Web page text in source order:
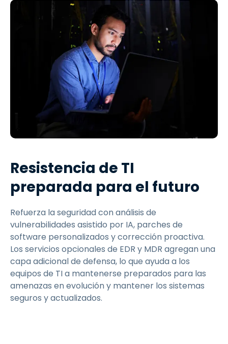
Resistencia de TI
preparada para el futuro
Refuerza la seguridad con análisis de
vulnerabilidades asistido por IA, parches de
software personalizados y corrección proactiva.
Los servicios opcionales de EDR y MDR agregan una
capa adicional de defensa, lo que ayuda a los
equipos de TI a mantenerse preparados para las
amenazas en evolución y mantener los sistemas
seguros y actualizados.